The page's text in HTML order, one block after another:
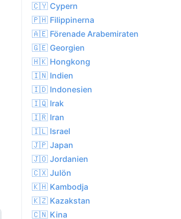
🇨🇾 Cypern
🇵🇭 Filippinerna
🇦🇪 Förenade Arabemiraten
🇬🇪 Georgien
🇭🇰 Hongkong
🇮🇳 Indien
🇮🇩 Indonesien
🇮🇶 Irak
🇮🇷 Iran
🇮🇱 Israel
🇯🇵 Japan
🇯🇴 Jordanien
🇨🇽 Julön
🇰🇭 Kambodja
🇰🇿 Kazakstan
🇨🇳 Kina